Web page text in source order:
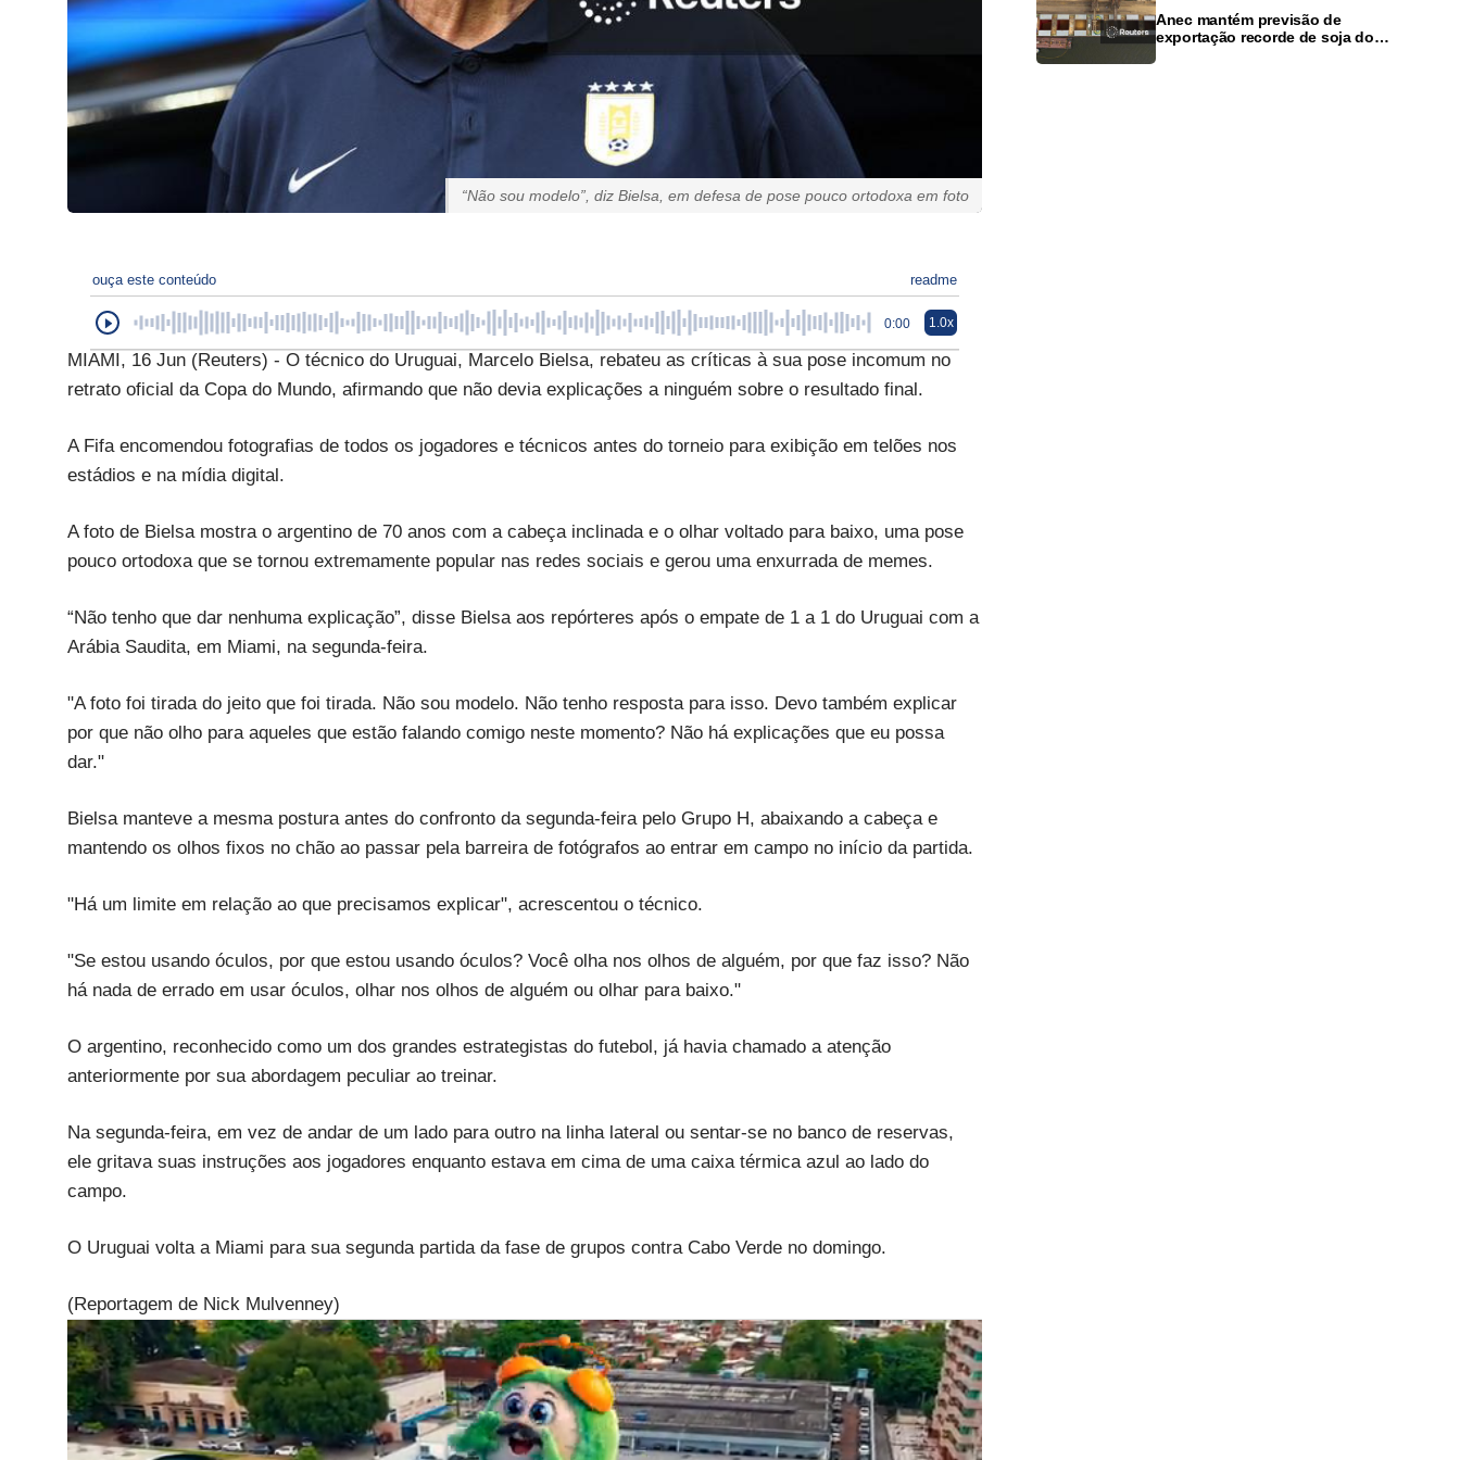
“Não sou modelo”, diz Bielsa, em defesa de pose pouco ortodoxa em foto
ouça este conteúdo readme
0:00 1.0x
MIAMI, 16 Jun (Reuters) - O técnico do Uruguai, Marcelo Bielsa, rebateu as críticas à sua pose incomum no
retrato oficial da Copa do Mundo, afirmando que não devia explicações a ninguém sobre o resultado final.
A Fifa encomendou fotografias de todos os jogadores e técnicos antes do torneio para exibição em telões nos
estádios e na mídia digital.
A foto de Bielsa mostra o argentino de 70 anos com a cabeça inclinada e o olhar voltado para baixo, uma pose
pouco ortodoxa que se tornou extremamente popular nas redes sociais e gerou uma enxurrada de memes.
“Não tenho que dar nenhuma explicação”, disse Bielsa aos repórteres após o empate de 1 a 1 do Uruguai com a
Arábia Saudita, em Miami, na segunda-feira.
"A foto foi tirada do jeito que foi tirada. Não sou modelo. Não tenho resposta para isso. Devo também explicar
por que não olho para aqueles que estão falando comigo neste momento? Não há explicações que eu possa
dar."
Bielsa manteve a mesma postura antes do confronto da segunda-feira pelo Grupo H, abaixando a cabeça e
mantendo os olhos fixos no chão ao passar pela barreira de fotógrafos ao entrar em campo no início da partida.
"Há um limite em relação ao que precisamos explicar", acrescentou o técnico.
"Se estou usando óculos, por que estou usando óculos? Você olha nos olhos de alguém, por que faz isso? Não
há nada de errado em usar óculos, olhar nos olhos de alguém ou olhar para baixo."
O argentino, reconhecido como um dos grandes estrategistas do futebol, já havia chamado a atenção
anteriormente por sua abordagem peculiar ao treinar.
Na segunda-feira, em vez de andar de um lado para outro na linha lateral ou sentar-se no banco de reservas,
ele gritava suas instruções aos jogadores enquanto estava em cima de uma caixa térmica azul ao lado do
campo.
O Uruguai volta a Miami para sua segunda partida da fase de grupos contra Cabo Verde no domingo.
(Reportagem de Nick Mulvenney)
Anec mantém previsão de
exportação recorde de soja do